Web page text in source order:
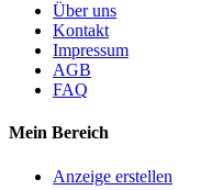
Über uns
Kontakt
Impressum
AGB
FAQ
Mein Bereich
Anzeige erstellen